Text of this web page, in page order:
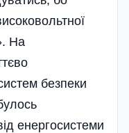
На
безпеки
енергосистеми